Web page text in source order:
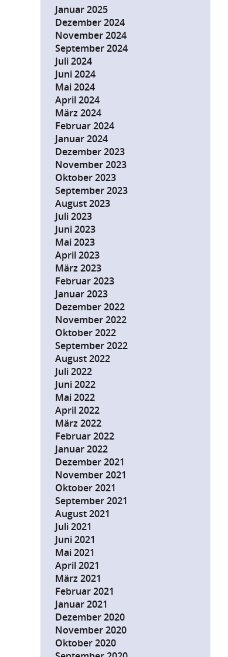
Januar 2025
Dezember 2024
November 2024
September 2024
Juli 2024
Juni 2024
Mai 2024
April 2024
März 2024
Februar 2024
Januar 2024
Dezember 2023
November 2023
Oktober 2023
September 2023
August 2023
Juli 2023
Juni 2023
Mai 2023
April 2023
März 2023
Februar 2023
Januar 2023
Dezember 2022
November 2022
Oktober 2022
September 2022
August 2022
Juli 2022
Juni 2022
Mai 2022
April 2022
März 2022
Februar 2022
Januar 2022
Dezember 2021
November 2021
Oktober 2021
September 2021
August 2021
Juli 2021
Juni 2021
Mai 2021
April 2021
März 2021
Februar 2021
Januar 2021
Dezember 2020
November 2020
Oktober 2020